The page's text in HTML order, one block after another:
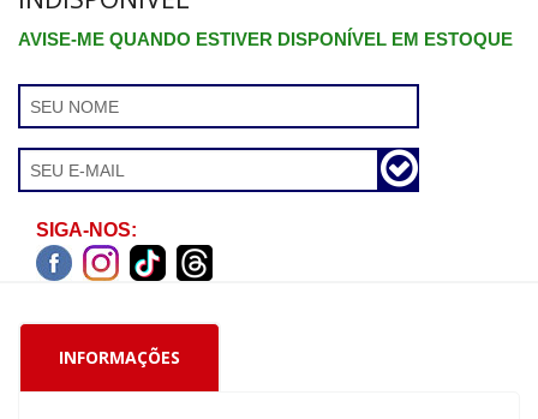
AVISE-ME QUANDO ESTIVER DISPONÍVEL EM ESTOQUE
SIGA-NOS:
INFORMAÇÕES